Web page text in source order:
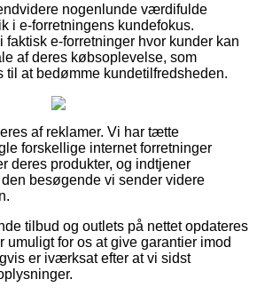
nogenlunde værdifulde
i e-forretningens kundefokus.
faktisk e-forretninger hvor kunder kan
af deres købsoplevelse, som
til at bedømme kundetilfredsheden.
af reklamer. Vi har tætte
forskellige internet forretninger
deres produkter, og indtjener
besøgende vi sender videre
tilbud og outlets på nettet opdateres
umuligt for os at give garantier imod
er iværksat efter at vi sidst